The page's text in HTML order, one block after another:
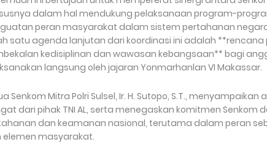
dalam hal mendukung pelaksanaan program-
peran masyarakat dalam sistem pertahanan
satu agenda lanjutan dari koordinasi ini adalah **rencana
kedisiplinan dan wawasan kebangsaan** bagi
langsung oleh jajaran Yonmarhanlan VI Makassar.
Senkom Mitra Polri Sulsel, Ir. H. Sutopo, S.T.,
dari pihak TNI AL, serta menegaskan komitmen Senkom
dan keamanan nasional, terutama dalam peran
elemen masyarakat.